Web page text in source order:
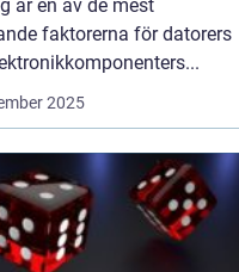
är en av de mest
faktorerna för datorers
2025